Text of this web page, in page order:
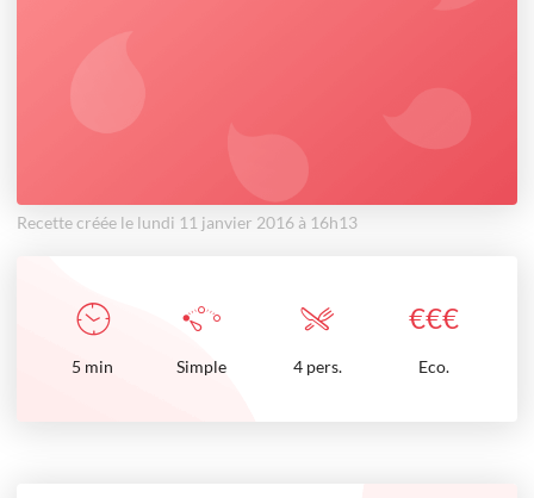
Recette créée le lundi 11 janvier 2016 à 16h13
€€€
5 min Simple 4 pers. Eco.